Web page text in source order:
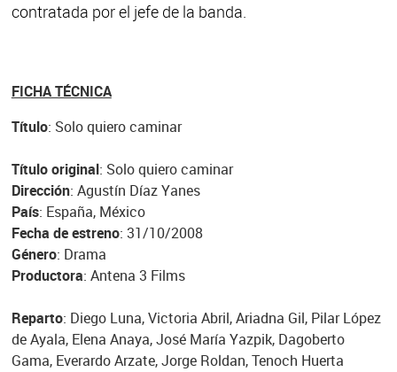
contratada por el jefe de la banda.
FICHA TÉCNICA
Título: Solo quiero caminar
Título original: Solo quiero caminar
Dirección: Agustín Díaz Yanes
País: España, México
Fecha de estreno: 31/10/2008
Género: Drama
Productora: Antena 3 Films
Reparto: Diego Luna, Victoria Abril, Ariadna Gil, Pilar López
de Ayala, Elena Anaya, José María Yazpik, Dagoberto
Gama, Everardo Arzate, Jorge Roldan, Tenoch Huerta